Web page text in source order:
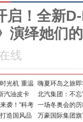
启！全新
演绎她们
线
光机 重温
光时刻
嗨夏环岛之旅
新D-MAX联合
淘》演绎她们
汽油皮卡
北汽集团：不忘
心，践行“双碳”
袭！“科考
侠QUARK
一场冬奥会的
色的答卷——北
造国风品
万豪国际集团